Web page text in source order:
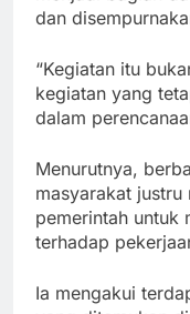
dan
“Kegiatan itu
kegiatan yang
dalam
Menurutnya,
masyarakat justru
pemerintah untuk
terhadap
Ia mengakui